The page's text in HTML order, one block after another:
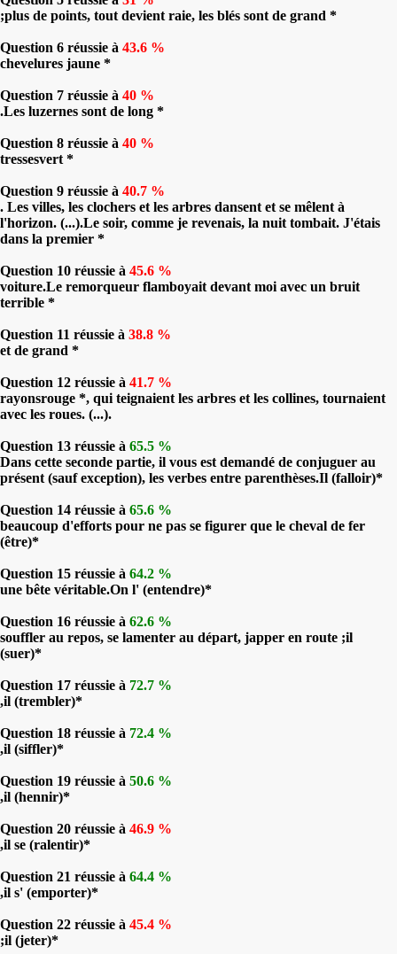
;plus de points, tout devient raie, les blés sont de grand *
Question 6 réussie à 43.6 %
chevelures jaune *
Question 7 réussie à 40 %
.Les luzernes sont de long *
Question 8 réussie à 40 %
tressesvert *
Question 9 réussie à 40.7 %
. Les villes, les clochers et les arbres dansent et se mêlent à
l'horizon. (...).Le soir, comme je revenais, la nuit tombait. J'étais
dans la premier *
Question 10 réussie à 45.6 %
voiture.Le remorqueur flamboyait devant moi avec un bruit
terrible *
Question 11 réussie à 38.8 %
et de grand *
Question 12 réussie à 41.7 %
rayonsrouge *, qui teignaient les arbres et les collines, tournaient
avec les roues. (...).
Question 13 réussie à 65.5 %
Dans cette seconde partie, il vous est demandé de conjuguer au
présent (sauf exception), les verbes entre parenthèses.Il (falloir)*
Question 14 réussie à 65.6 %
beaucoup d'efforts pour ne pas se figurer que le cheval de fer
(être)*
Question 15 réussie à 64.2 %
une bête véritable.On l' (entendre)*
Question 16 réussie à 62.6 %
souffler au repos, se lamenter au départ, japper en route ;il
(suer)*
Question 17 réussie à 72.7 %
,il (trembler)*
Question 18 réussie à 72.4 %
,il (siffler)*
Question 19 réussie à 50.6 %
,il (hennir)*
Question 20 réussie à 46.9 %
,il se (ralentir)*
Question 21 réussie à 64.4 %
,il s' (emporter)*
Question 22 réussie à 45.4 %
;il (jeter)*